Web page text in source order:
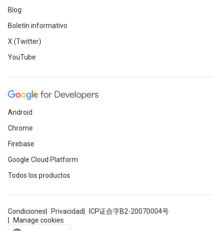
Blog
Boletín informativo
X (Twitter)
YouTube
Android
Chrome
Firebase
Google Cloud Platform
Todos los productos
Condiciones Privacidad
ICP证合字B2-20070004号
Manage cookies